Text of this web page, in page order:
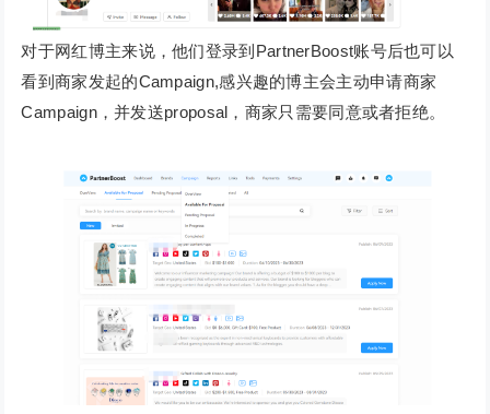
对于网红博主来说，他们登录到PartnerBoost账号后也可以
看到商家发起的Campaign,感兴趣的博主会主动申请商家
Campaign，并发送proposal，商家只需要同意或者拒绝。